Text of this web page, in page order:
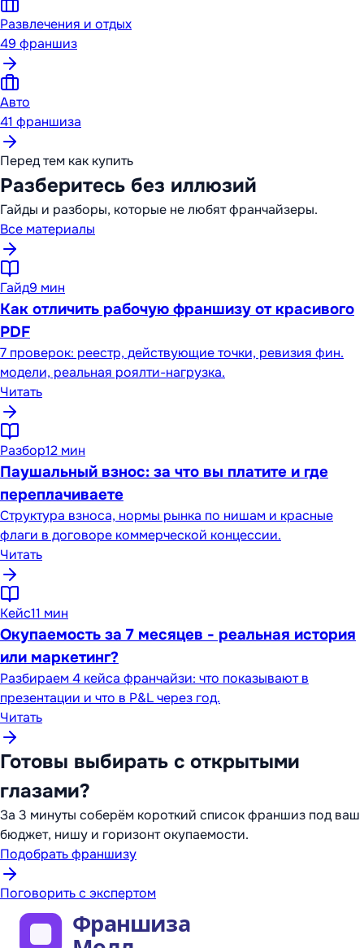
Развлечения и отдых
49 франшиз
Авто
41 франшиза
Перед тем как купить
Разберитесь без иллюзий
Гайды и разборы, которые не любят франчайзеры.
Все материалы
Гайд9 мин
Как отличить рабочую франшизу от красивого
PDF
7 проверок: реестр, действующие точки, ревизия фин.
модели, реальная роялти-нагрузка.
Читать
Разбор12 мин
Паушальный взнос: за что вы платите и где
переплачиваете
Структура взноса, нормы рынка по нишам и красные
флаги в договоре коммерческой концессии.
Читать
Кейс11 мин
Окупаемость за 7 месяцев - реальная история
или маркетинг?
Разбираем 4 кейса франчайзи: что показывают в
презентации и что в P&L через год.
Читать
Готовы выбирать с открытыми
глазами?
За 3 минуты соберём короткий список франшиз под ваш
бюджет, нишу и горизонт окупаемости.
Подобрать франшизу
Поговорить с экспертом